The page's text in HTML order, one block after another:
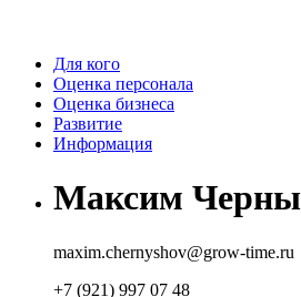
Для кого
Оценка персонала
Оценка бизнеса
Развитие
Информация
Максим
​maxim.chernyshov@grow-time.ru​
+7 (921) 997 07 48